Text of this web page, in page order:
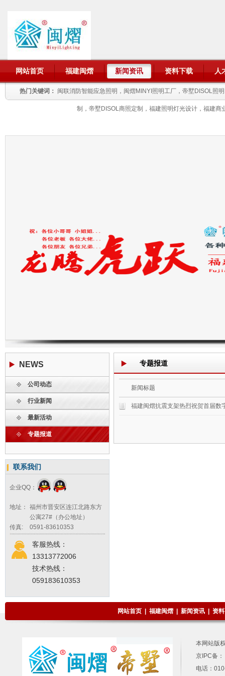
网站首页 福建闽熠 新闻资讯 资料下载 人
热门关键词： 闽联消防智能应急照明，闽熠MINYI照明工厂，帝墅DISOL照
制，帝墅DISOL商照定制，福建照明灯光设计，福建
NEWS
新闻资讯
公司动态
行业新闻
最新活动
专题报道
联系我们
企业QQ：
地址：
福州市晋安区连江北路东方
公寓27#（办公地址）
传真:
0591-83610353
客服热线：
13313772006
技术热线：
059183610353
专题报道
新闻标题
福建闽熠抗震支架热烈祝贺首届数
网站首页| 福建闽熠| 新闻资讯| 资
本网站版
京IPC备：
电话：